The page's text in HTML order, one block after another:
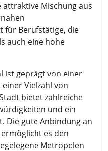
attraktive Mischung aus
für Berufstätige, die
auch eine hohe
ist geprägt von einer
Vielzahl von
bietet zahlreiche
und ein
Die gute Anbindung an
es den
Metropolen